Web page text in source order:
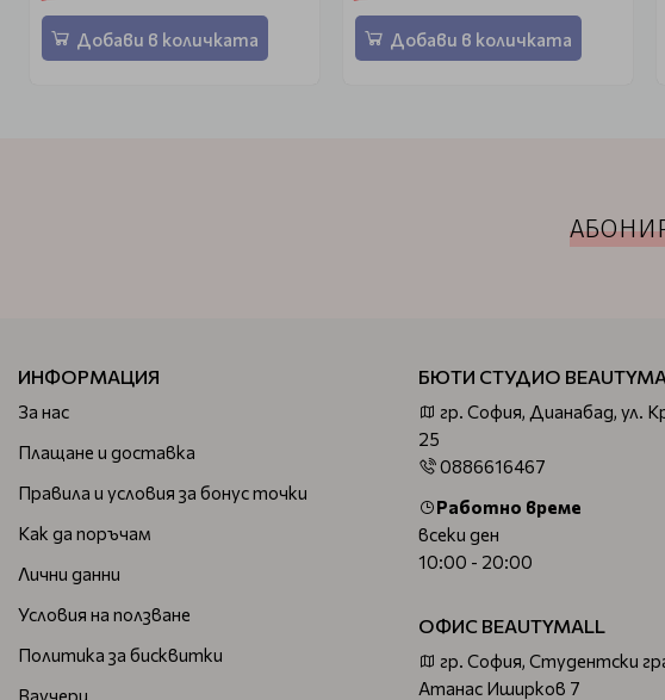
Добави в количката Добави в количката
ИНФОРМАЦИЯ
За нас
Плащане и доставка
Правила и условия за бонус точки
Как да поръчам
Лични данни
Условия на ползване
Политика за бисквитки
Ваучери
БЮТИ СТУДИО
гр. София, Дианабад, ул.
25
0886616467
Работно време
всеки ден
10:00 - 20:00
ОФИС BEAUTYMALL
гр. София, Студентски
Атанас Иширков 7